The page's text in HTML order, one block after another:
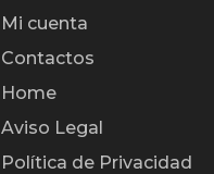
Mi cuenta
Contactos
Home
Aviso Legal
Política de Privacidad